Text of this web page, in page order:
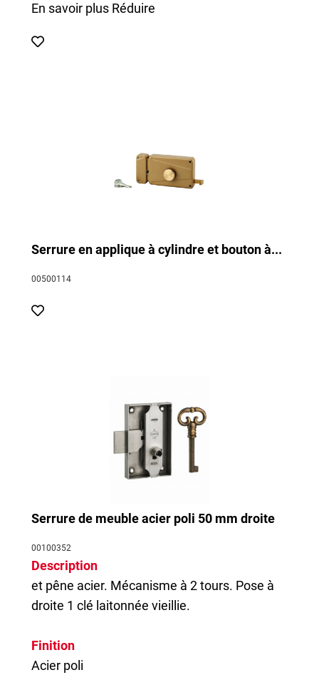
En savoir plus Réduire
Serrure en applique à cylindre et bouton à...
00500114
Serrure de meuble acier poli 50 mm droite
00100352
Description
et pêne acier. Mécanisme à 2 tours. Pose à
droite 1 clé laitonnée vieillie.
Finition
Acier poli